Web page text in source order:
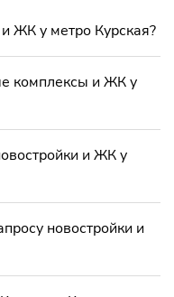
ЖК у метро Курская?
комплексы и ЖК у
и ЖК у
новостройки и